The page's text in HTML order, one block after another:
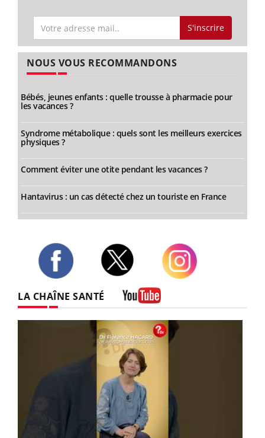
S'inscrire
NOUS VOUS RECOMMANDONS
Bébés, jeunes enfants : quelle trousse à pharmacie pour
les vacances ?
Syndrome métabolique : quels sont les meilleurs exercices
physiques ?
Comment éviter une otite pendant les vacances ?
Hantavirus : un cas détecté chez un touriste en France
LA CHAÎNE SANTÉ